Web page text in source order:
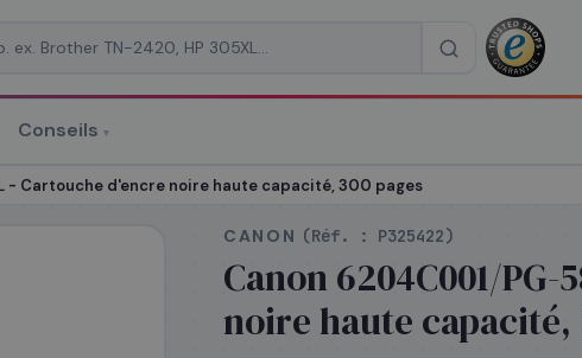
Conseils ▾
- Cartouche d'encre noire haute capacité, 300 pages
CANON (Réf. : P325422)
Canon 6204C001/
noire haute capacité,